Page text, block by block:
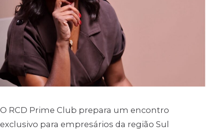
O RCD Prime Club prepara um encontro
exclusivo para empresários da região Sul